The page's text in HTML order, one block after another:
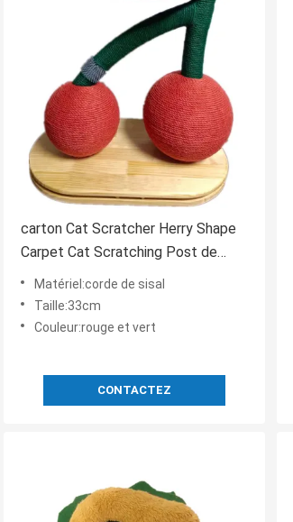
carton Cat Scratcher Herry Shape
Carpet Cat Scratching Post de
12.99in 33cm
Matériel:corde de sisal
Taille:33cm
Couleur:rouge et vert
CONTACTEZ